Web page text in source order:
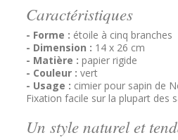
Caractéristiques
- Forme : étoile à cinq branches
- Dimension : 14 x 26 cm
- Matière : papier rigide
- Couleur : vert
- Usage : cimier pour sapin de
Fixation facile sur la plupart des
Un style naturel et